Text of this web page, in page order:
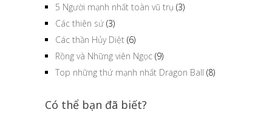
5 Người mạnh nhất toàn vũ trụ (3)
Các thiên sứ (3)
Các thần Hủy Diệt (6)
Rồng và Những viên Ngọc (9)
Top những thứ mạnh nhất Dragon Ball (8)
Có thể bạn đã biết?